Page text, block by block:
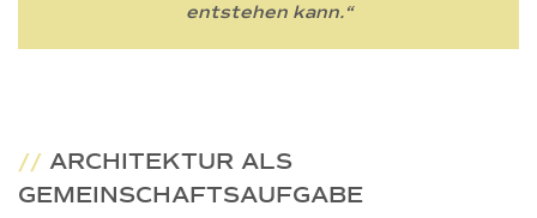
entstehen kann.“
// ARCHITEKTUR ALS
GEMEINSCHAFTSAUFGABE